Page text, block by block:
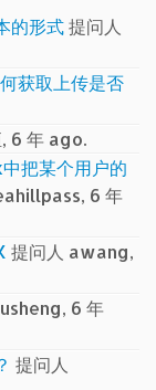
的形式提问人
获取上传是否
6 年 ago.
把某个用户的
6 年
提问人 awang,
6 年
提问人